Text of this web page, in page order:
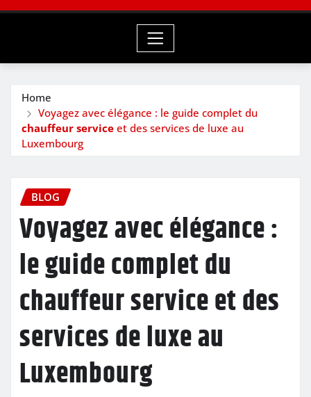
Home
Voyagez avec élégance : le guide complet du
chauffeur service et des services de luxe au
Luxembourg
BLOG
Voyagez avec élégance :
le guide complet du
chauffeur serviceet des
services de luxe au
Luxembourg